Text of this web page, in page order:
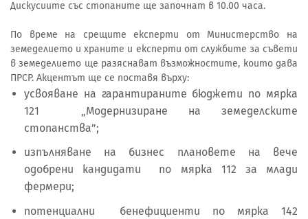
Дискусиите със стопаните ще започнат в 10.00 часа.
По време на срещите експерти от Министерство на
земеделието и храните и експерти от службите за съвети
в земеделието ще разяснават възможностите, които дава
ПРСР. Акцентът ще се поставя върху:
усвояване на гарантираните бюджети по мярка
121 „Модернизиране на земеделските
стопанства”;
изпълняване на бизнес плановете на вече
одобрени кандидати по мярка 112 за млади
фермери;
потенциални бенефициенти по мярка 142